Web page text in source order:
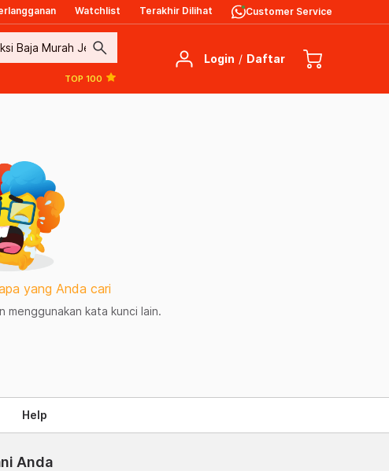
Watchlist Terakhir Dilihat Customer Service
search
TOP 100
Login / Daftar
yang Anda cari
menggunakan kata kunci lain.
Help
Anda